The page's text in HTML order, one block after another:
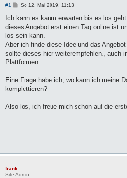
#1
B
i
r
a
So 12. Mai 2019, 11:13
Ich kann es kaum erwarten bis es los
dieses Angebot erst einen Tag online ist
los sein kann.
Aber ich finde diese Idee und das
sollte dieses hier weiterempfehlen., auch
Plattformen.
Eine Frage habe ich, wo kann ich meine
komplettieren?
Also los, ich freue mich schon auf die
frank
Site Admin